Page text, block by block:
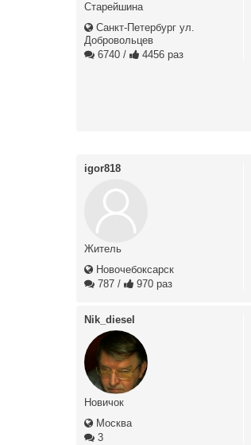
Старейшина
Санкт-Петербург ул.
Добровольцев
6740 / 4456 раз
igor818
Житель
Новочебоксарск
787 / 970 раз
Nik_diesel
Новичок
Москва
3